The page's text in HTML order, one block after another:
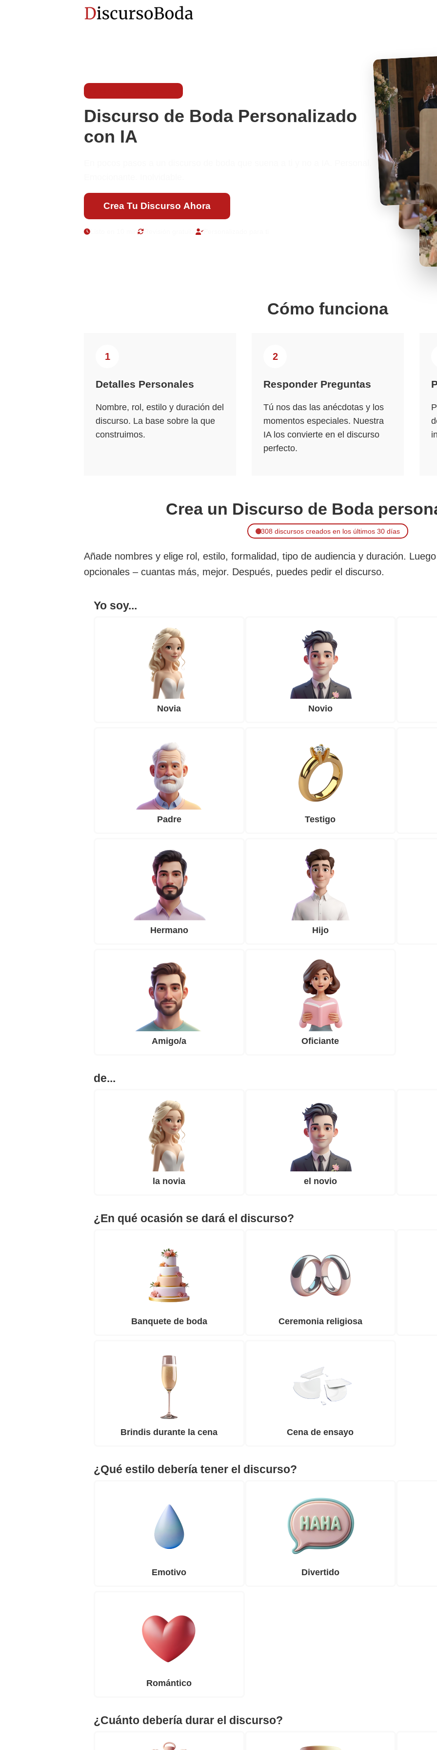
Discurso de Boda Personalizado
con IA
Crea Tu Discurso Ahora
Cómo funciona
1
Detalles Personales
Nombre, rol, estilo y duración del
discurso. La base sobre la que
construimos.
2
Responder Preguntas
Tú nos das las anécdotas y los
momentos especiales. Nuestra
IA los convierte en el discurso
perfecto.
Crea un Discurso de Boda
308 discursos creados en los últimos 30 días
Añade nombres y elige rol, estilo, formalidad, tipo de audiencia y duración.
opcionales – cuantas más, mejor. Después, puedes pedir el discurso.
Yo soy...
Novia Novio
Padre Testigo
Hermano Hijo
Amigo/a Oficiante
de...
la novia el novio
¿En qué ocasión se dará el discurso?
Banquete de boda Ceremonia religiosa
Brindis durante la cena Cena de ensayo
¿Qué estilo debería tener el discurso?
Emotivo Divertido
Romántico
¿Cuánto debería durar el discurso?